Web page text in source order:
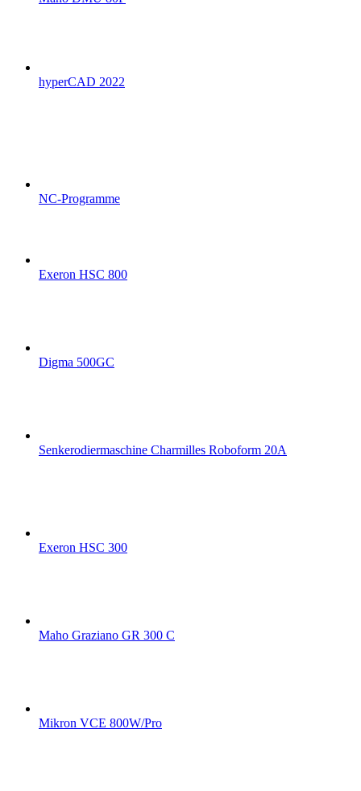
hyperCAD 2022
NC-Programme
Exeron HSC 800
Digma 500GC
Senkerodiermaschine Charmilles Roboform 20A
Exeron HSC 300
Maho Graziano GR 300 C
Mikron VCE 800W/Pro